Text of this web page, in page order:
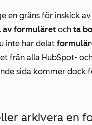
en gräns för inskick
av formuläret och ta
inte har delat
från alla HubSpot-
sida kommer dock
arkivera en